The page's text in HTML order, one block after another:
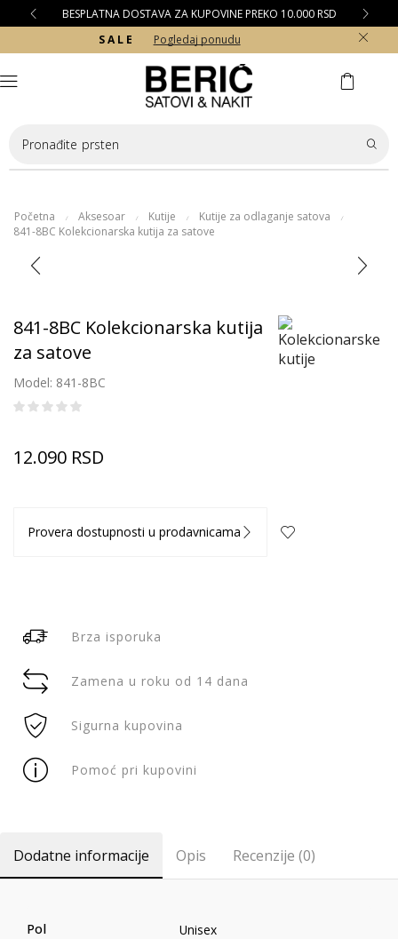
BESPLATNA DOSTAVA ZA KUPOVINE PREKO 10.000 RSD
S A L E
Pogledaj ponudu
Pronađite prsten
Početna / Aksesoar / Kutije / Kutije za odlaganje satova /
841-8BC Kolekcionarska kutija za satove
841-8BC Kolekcionarska kutija
za satove
Model: 841-8BC
12.090 RSD
Provera dostupnosti u prodavnicama
Brza isporuka
Zamena u roku od 14 dana
Sigurna kupovina
Pomoć pri kupovini
Dodatne informacije Opis Recenzije (0)
Pol Unisex